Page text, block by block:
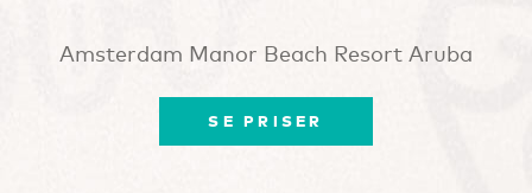
Amsterdam Manor Beach Resort Aruba
SE PRISER